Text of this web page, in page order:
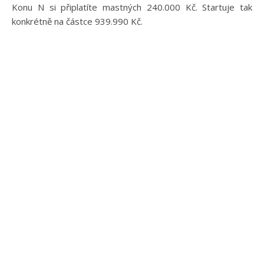
Konu N si připlatíte mastných 240.000 Kč. Startuje tak
konkrétně na částce 939.990 Kč.